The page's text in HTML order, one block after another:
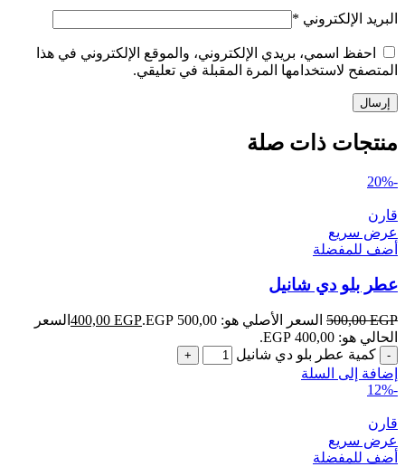
البريد الإلكتروني *
احفظ اسمي، بريدي الإلكتروني، والموقع الإلكتروني في هذا
المتصفح لاستخدامها المرة المقبلة في تعليقي.
منتجات ذات صلة
-20%
قارن
عرض سريع
أضف للمفضلة
عطر بلو دي شانيل
500,00EGP السعر الأصلي هو: 500,00 EGP. 400,00 EGP
السعر
الحالي هو: 400,00 EGP.
كمية عطر بلو دي شانيل
إضافة إلى السلة
-12%
قارن
عرض سريع
أضف للمفضلة